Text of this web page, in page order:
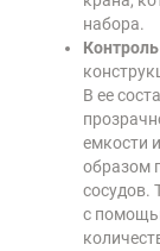
набора.
В ее
емкости
образом
сосудов.
с